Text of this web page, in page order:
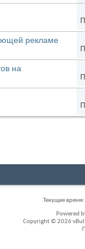
рекламе
на
Текущее время:
Powered
Copyright © 2026